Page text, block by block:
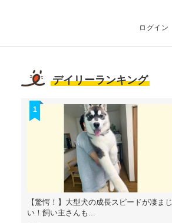
ログイン
デイリーランキング
1
【驚愕！】大型犬の成長スピードが凄まじ
い！飼い主さんも...